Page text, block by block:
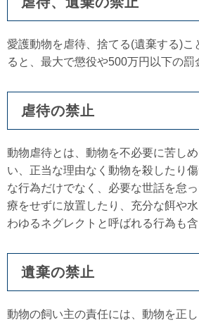
愛護動物を虐待、捨てる(遺棄する)こ
ると、最大で懲役や500万円以下の罰
虐待の禁止
動物虐待とは、動物を不必要に苦し
い、正当な理由なく動物を殺したり
な行為だけでなく、必要な世話を怠
療をせずに放置したり、充分な餌や
わゆるネグレクトと呼ばれる行為も含
遺棄の禁止
動物の飼い主の責任には、動物を正